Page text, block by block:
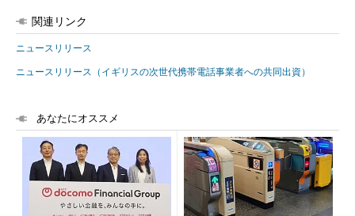
関連リンク
ニュースリリース
ニュースリリース（イギリスの次世代携帯電話事業者への共同出資）
あなたにオススメ